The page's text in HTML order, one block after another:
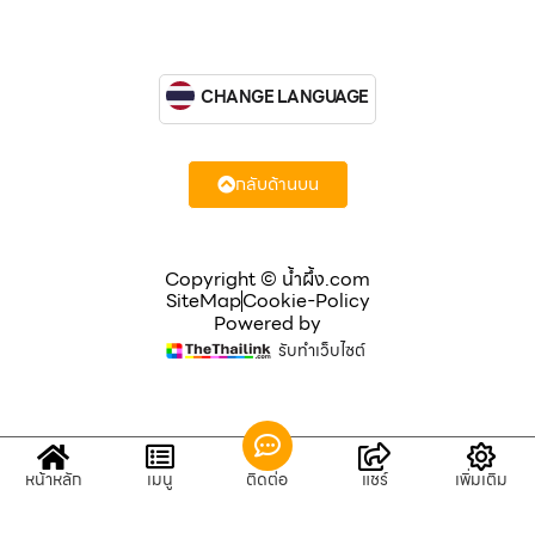
Copyright © น้ำผึ้ง.com
SiteMapCookie-Policy
Powered by
รับทำเว็บไซต์
CHANGE LANGUAGE
กลับด้านบน
หน้าหลัก เมนู ติดต่อ แชร์ เพิ่มเติม